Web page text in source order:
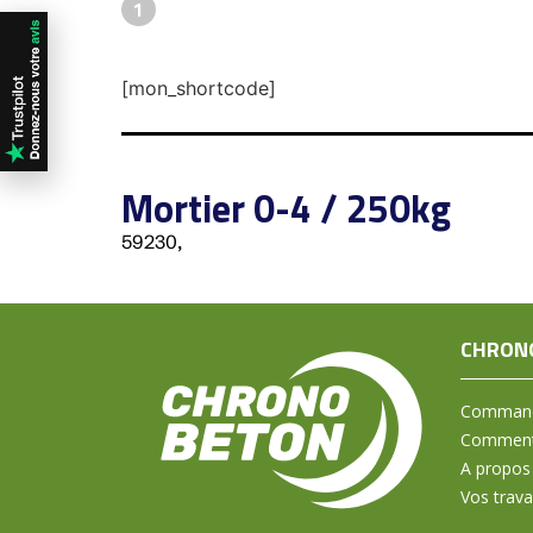
1
[mon_shortcode]
Mortier 0-4 / 250kg
59230,
A propos
Vos